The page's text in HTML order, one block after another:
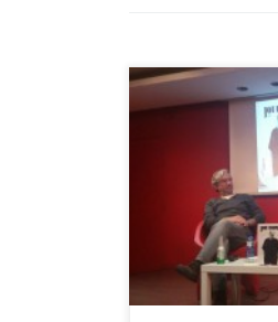
Jot Down
James Gandolfini
“Políticamente
un trío dorado de
González, Ana
fuerte. El foro de la
impaciente 20 […]